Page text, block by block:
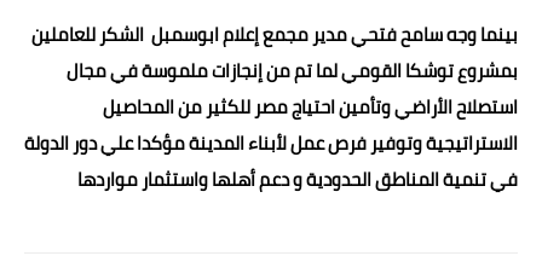
بينما وجه سامح فتحي مدير مجمع إعلام ابوسمبل الشكر للعاملين
بمشروع توشكا القومي لما تم من إنجازات ملموسة في مجال
استصلاح الأراضي وتأمين احتياج مصر للكثير من المحاصيل
الاستراتيجية وتوفير فرص عمل لأبناء المدينة مؤكدا علي دور الدولة
في تنمية المناطق الحدودية و دعم أهلها واستثمار مواردها